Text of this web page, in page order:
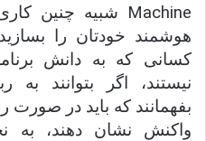
Machine شبیه چنین
هوشمند خودتان را
کسانی که به دانش
نیستند، اگر بتوانند
بفهمانند که باید در صورت
واکنش نشان دهند، به